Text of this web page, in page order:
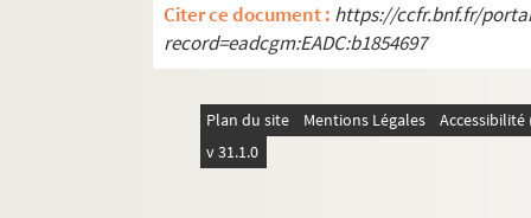
Citer ce document : https://ccfr.bnf.fr/
record=eadcgm:EADC:b1854697
Plan du site Mentions Légales
v 31.1.0